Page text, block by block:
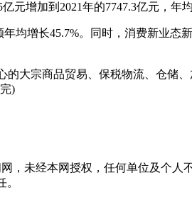
增加到2021年的7747.3亿元，年均
增长45.7%。同时，消费新业态
大宗商品贸易、保税物流、仓储
)
，未经本网授权，任何单位及个